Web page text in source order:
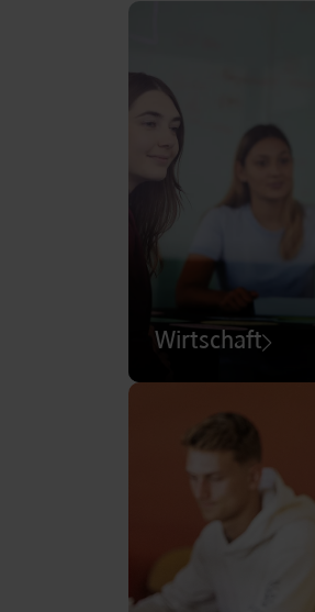
Wirtschaft